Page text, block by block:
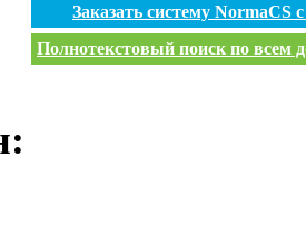
Заказать систему
Полнотекстовый поиск по всем